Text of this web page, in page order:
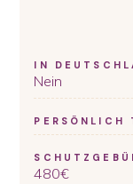
IN
Nein
PERSÖNLICH
480€